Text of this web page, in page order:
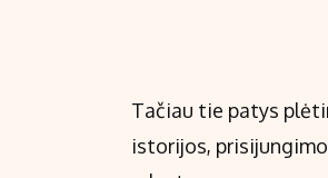
Tačiau tie patys
istorijos,